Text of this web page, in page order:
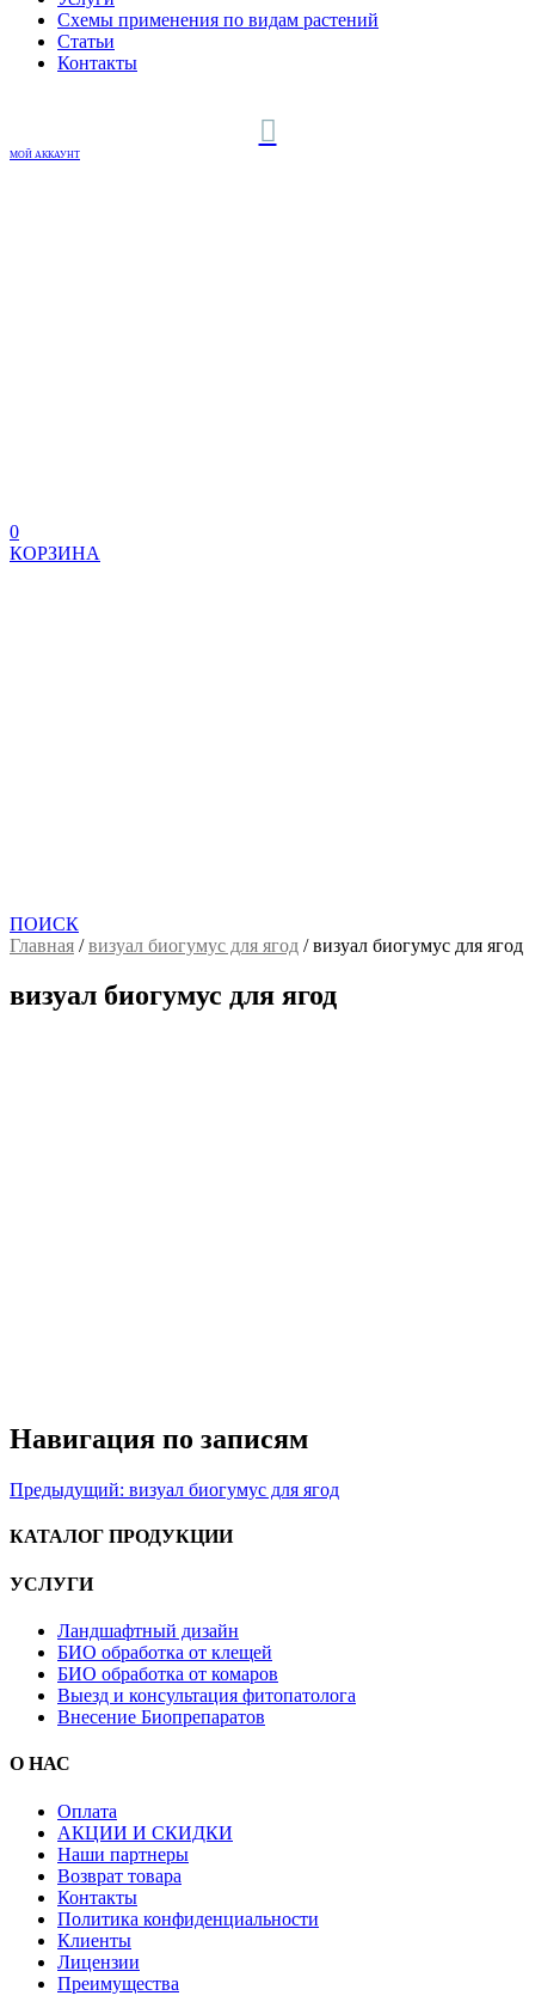
Схемы применения по видам растений
Статьи
Контакты
МОЙ АККАУНТ
0
КОРЗИНА
ПОИСК
Главная /визуал биогумус для ягод /визуал биогумус для ягод
визуал биогумус для ягод
Навигация по записям
Предыдущий: визуал биогумус для ягод
КАТАЛОГ ПРОДУКЦИИ
УСЛУГИ
Ландшафтный дизайн
БИО обработка от клещей
БИО обработка от комаров
Выезд и консультация фитопатолога
Внесение Биопрепаратов
О НАС
Оплата
АКЦИИ И СКИДКИ
Наши партнеры
Возврат товара
Контакты
Политика конфиденциальности
Клиенты
Лицензии
Преимущества